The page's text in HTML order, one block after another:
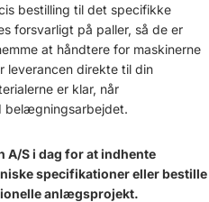
bestilling til det specifikke
forsvarligt på paller, så de er
at håndtere for maskinerne
leverancen direkte til din
er klar, når
belægningsarbejdet.
A/S i dag for at indhente
specifikationer eller bestille
anlægsprojekt.